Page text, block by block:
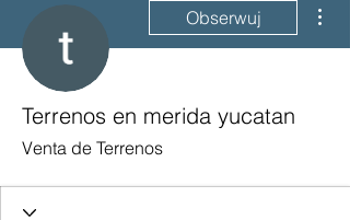
Obserwuj
Terrenos en merida yucatan
Venta de Terrenos